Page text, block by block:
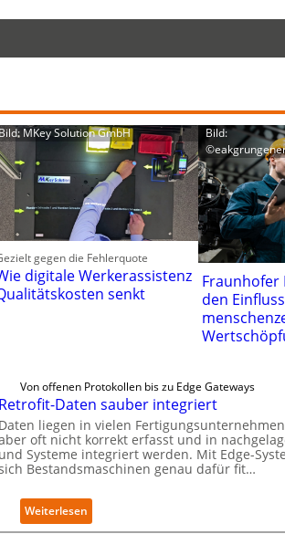
Bild: MKey Solution GmbH
gegen die Fehlerquote
digitale Werkerassistenz
senkt
Bild:
Fraunhofer
den Einfluss
Von offenen Protokollen bis zu Edge Gateways
Daten sauber integriert
liegen in vielen
oft nicht korrekt erfasst und in
Systeme integriert werden. Mit Edge-
Bestandsmaschinen genau dafür fit…
Weiterlesen:
R